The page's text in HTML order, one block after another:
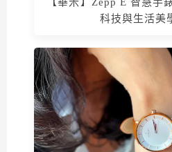
科技與生活美